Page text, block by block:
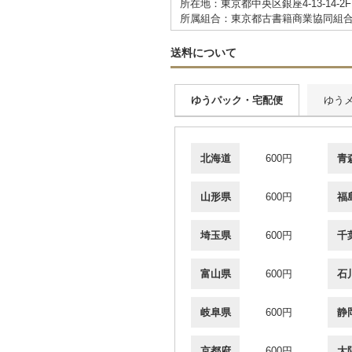
所在地：東京都中央区銀座4-13-14-2F
所属組合：東京都古書籍商業協同組
送料について
ゆうパック・宅配便 ゆう
北海道 600円 青
山形県 600円 福
埼玉県 600円 千
富山県 600円 石
岐阜県 600円 静